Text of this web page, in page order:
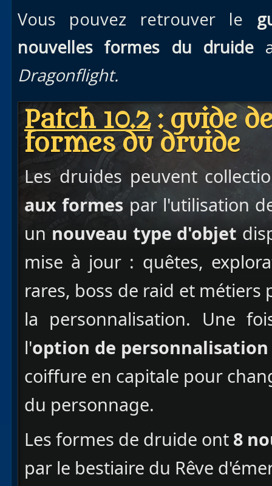
Vous pouvez retrouver le
nouvelles formes du druide
Dragonflight.
Patch 10.2: guide
formes du druide
Les druides peuvent
aux formespar l'utilisation
un nouveau type d'objet
mise à jour : quêtes,
rares, boss de raid et
la personnalisation. Une
l'option de
coiffure en capitale pour
du personnage.
Les formes de druide ont 8
par le bestiaire du Rêve